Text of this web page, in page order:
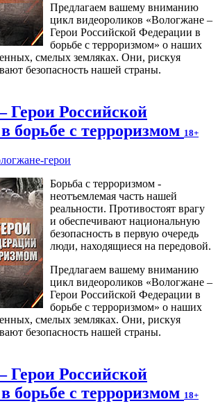
Предлагаем вашему вниманию
цикл видеороликов «Вологжане –
Герои Российской Федерации в
борьбе с терроризмом» о наших
смелых земляках. Они, рискуя
безопасность нашей страны.
Герои Российской
борьбе с терроризмом 18+
герои
Борьба с терроризмом -
неотъемлемая часть нашей
реальности. Противостоят врагу
и обеспечивают национальную
безопасность в первую очередь
люди, находящиеся на передовой.
Предлагаем вашему вниманию
цикл видеороликов «Вологжане –
Герои Российской Федерации в
борьбе с терроризмом» о наших
смелых земляках. Они, рискуя
безопасность нашей страны.
Герои Российской
борьбе с терроризмом 18+